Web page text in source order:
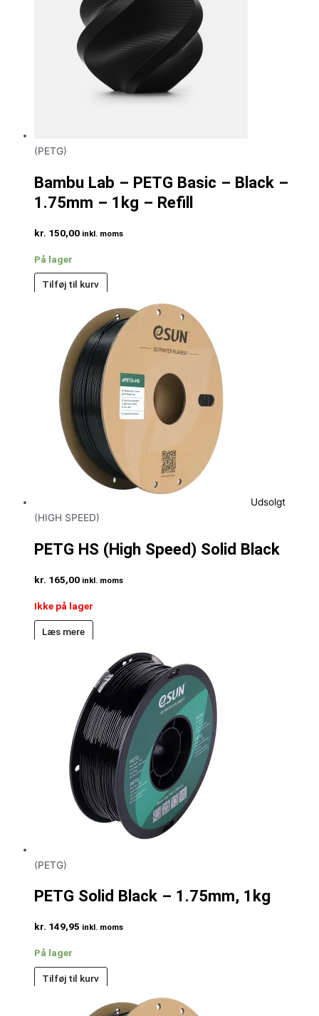
(PETG)
Bambu Lab – PETG Basic – Black –
1.75mm – 1kg – Refill
kr. 150,00 inkl. moms
På lager
Tilføj til kurv
Udsolgt
(HIGH SPEED)
PETG HS (High Speed) Solid Black
kr. 165,00 inkl. moms
Ikke på lager
Læs mere
(PETG)
PETG Solid Black – 1.75mm, 1kg
kr. 149,95 inkl. moms
På lager
Tilføj til kurv